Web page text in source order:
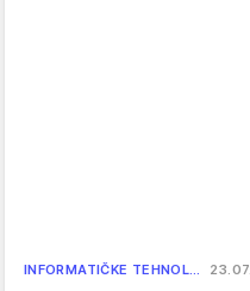
INFORMATIČKE TEHNOL…